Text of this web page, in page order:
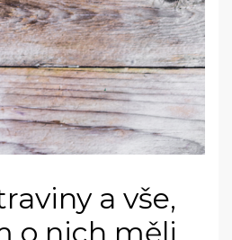
a vše,
o nich měli